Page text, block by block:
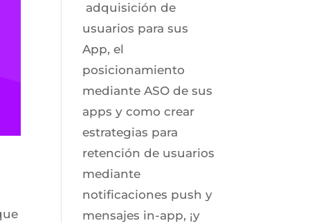
adquisición de
usuarios para sus
App, el
posicionamiento
mediante ASO de sus
apps y como crear
estrategias para
retención de usuarios
mediante
notificaciones push y
mensajes in-app, ¡y